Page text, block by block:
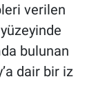
verilen
bulunan
dair bir iz